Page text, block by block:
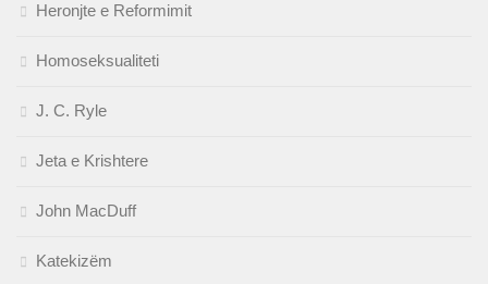
Heronjte e Reformimit
Homoseksualiteti
J. C. Ryle
Jeta e Krishtere
John MacDuff
Katekizëm